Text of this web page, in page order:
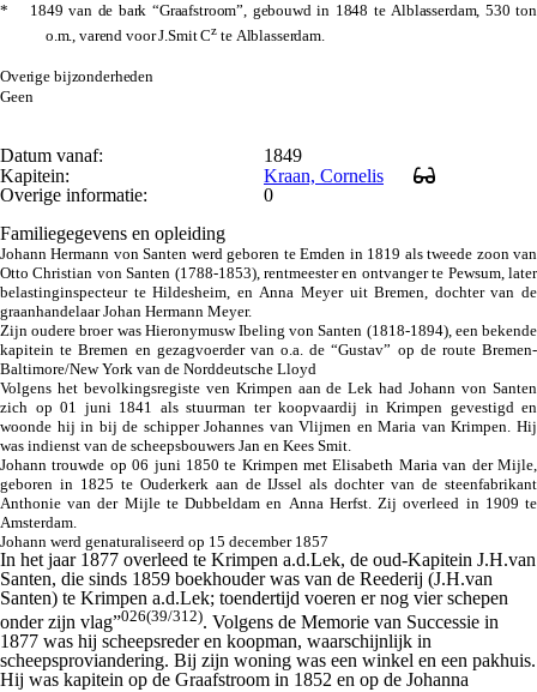
* 1849 van de bark “Graafstroom”, gebouwd in 1848 te Alblasserdam, 530 ton
o.m., varend voor J.Smit Cz te Alblasserdam.
Overige bijzonderheden
Geen
Datum vanaf:
1849
Kapitein:
Kraan, Cornelis
Overige informatie:
0
Familiegegevens en opleiding
Johann Hermann von Santen werd geboren te Emden in 1819 als tweede zoon van
Otto Christian von Santen (1788-1853), rentmeester en ontvanger te Pewsum, later
belastinginspecteur te Hildesheim, en Anna Meyer uit Bremen, dochter van de
graanhandelaar Johan Hermann Meyer.
Zijn oudere broer was Hieronymusw Ibeling von Santen (1818-1894), een bekende
kapitein te Bremen en gezagvoerder van o.a. de “Gustav” op de route Bremen-
Baltimore/New York van de Norddeutsche Lloyd
Volgens het bevolkingsregiste ven Krimpen aan de Lek had Johann von Santen
zich op 01 juni 1841 als stuurman ter koopvaardij in Krimpen gevestigd en
woonde hij in bij de schipper Johannes van Vlijmen en Maria van Krimpen. Hij
was indienst van de scheepsbouwers Jan en Kees Smit.
Johann trouwde op 06 juni 1850 te Krimpen met Elisabeth Maria van der Mijle,
geboren in 1825 te Ouderkerk aan de IJssel als dochter van de steenfabrikant
Anthonie van der Mijle te Dubbeldam en Anna Herfst. Zij overleed in 1909 te
Amsterdam.
Johann werd genaturaliseerd op 15 december 1857
In het jaar 1877 overleed te Krimpen a.d.Lek, de oud-Kapitein J.H.van
Santen, die sinds 1859 boekhouder was van de Reederij (J.H.van
Santen) te Krimpen a.d.Lek; toendertijd voeren er nog vier schepen
onder zijn vlag”026(39/312). Volgens de Memorie van Successie in
1877 was hij scheepsreder en koopman, waarschijnlijk in
scheepsproviandering. Bij zijn woning was een winkel en een pakhuis.
Hij was kapitein op de Graafstroom in 1852 en op de Johanna